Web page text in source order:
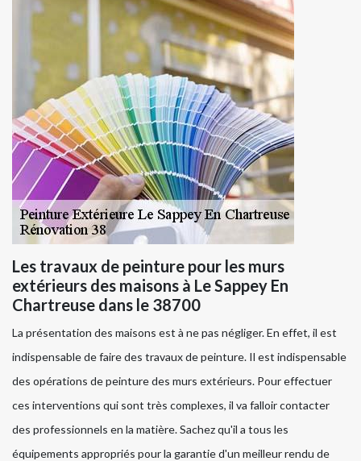
Les travaux de peinture pour les murs
extérieurs des maisons à Le Sappey En
Chartreuse dans le 38700
La présentation des maisons est à ne pas négliger. En effet, il est
indispensable de faire des travaux de peinture. Il est indispensable
des opérations de peinture des murs extérieurs. Pour effectuer
ces interventions qui sont très complexes, il va falloir contacter
des professionnels en la matière. Sachez qu'il a tous les
équipements appropriés pour la garantie d'un meilleur rendu de